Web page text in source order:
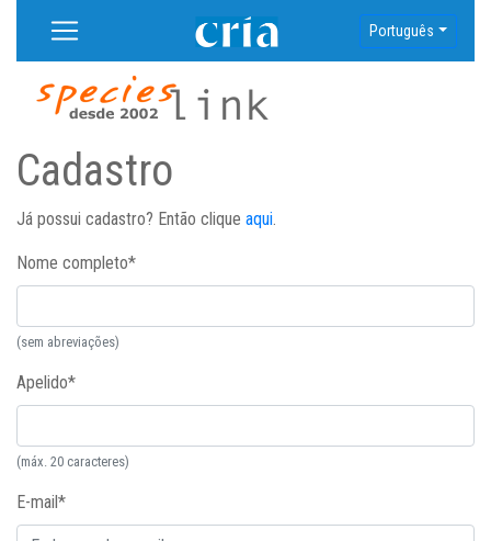
Português
Cadastro
Já possui cadastro? Então clique aqui.
Nome completo*
(sem abreviações)
Apelido*
(máx. 20 caracteres)
E-mail*